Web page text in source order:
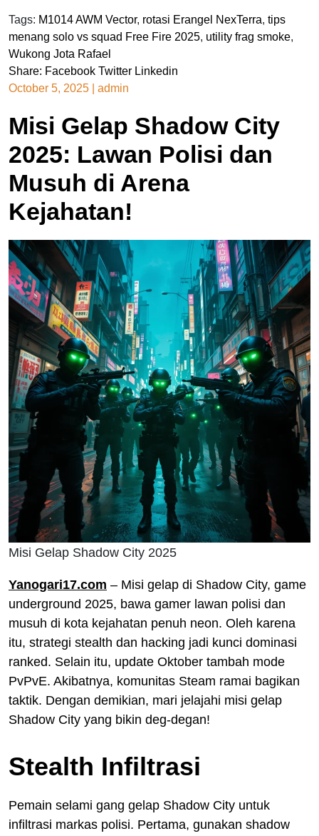
Tags: M1014 AWM Vector, rotasi Erangel NexTerra, tips
menang solo vs squad Free Fire 2025, utility frag smoke,
Wukong Jota Rafael
Share: Facebook Twitter Linkedin
October 5, 2025
admin
Misi Gelap Shadow City
2025: Lawan Polisi dan
Musuh di Arena
Kejahatan!
Misi Gelap Shadow City 2025
Yanogari17.com – Misi gelap di Shadow City, game
underground 2025, bawa gamer lawan polisi dan
musuh di kota kejahatan penuh neon. Oleh karena
itu, strategi stealth dan hacking jadi kunci dominasi
ranked. Selain itu, update Oktober tambah mode
PvPvE. Akibatnya, komunitas Steam ramai bagikan
taktik. Dengan demikian, mari jelajahi misi gelap
Shadow City yang bikin deg-degan!
Stealth Infiltrasi
Pemain selami gang gelap Shadow City untuk
infiltrasi markas polisi. Pertama, gunakan shadow